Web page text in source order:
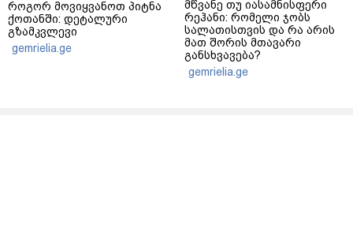
როგორ მოვიყვანოთ პიტნა
ქოთანში: დეტალური
გზამკვლევი
gemrielia.ge
მწვანე თუ იასამნისფერი
რეჰანი: რომელი ჯობს
სალათისთვის და რა არის
მათ შორის მთავარი
განსხვავება?
gemrielia.ge